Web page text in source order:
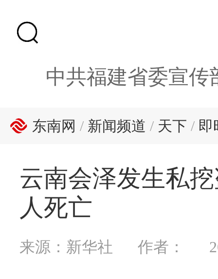
中共福建省委宣传
东南网 / 新闻频道 / 天下 / 即
云南会泽发生私
人死亡
来源：新华社 作者：